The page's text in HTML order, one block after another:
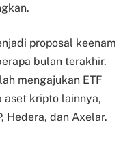
proposal keenam
bulan terakhir.
mengajukan ETF
aset kripto lainnya,
Hedera, dan Axelar.